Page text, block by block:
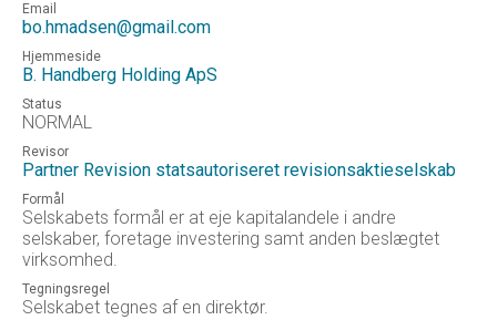
Email
bo.hmadsen@gmail.com
Hjemmeside
B. Handberg Holding ApS
Status
NORMAL
Revisor
Partner Revision statsautoriseret revisionsaktieselskab
Formål
Selskabets formål er at eje kapitalandele i andre
selskaber, foretage investering samt anden beslægtet
virksomhed.
Tegningsregel
Selskabet tegnes af en direktør.